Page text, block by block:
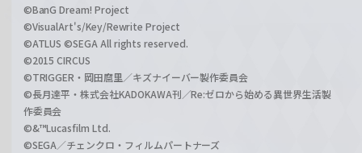
©BanG Dream! Project
©VisualArt's/Key/Rewrite Project
©ATLUS ©SEGA All rights reserved.
©2015 CIRCUS
©TRIGGER・岡田麿里／キズナイーバー製作委員会
©長月達平・株式会社KADOKAWA刊／Re:ゼロから始める異世界生活製
作委員会
©&™Lucasfilm Ltd.
©SEGA／チェンクロ・フィルムパートナーズ